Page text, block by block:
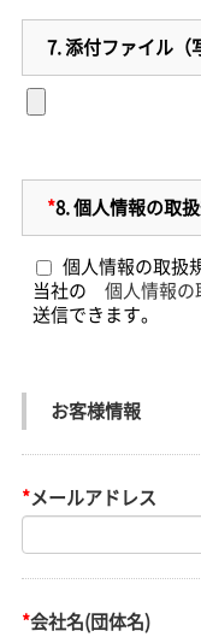
7.添付ファイル
*8.個人情報の取
個人情報の取扱
当社の 個人情報の
送信できます。
お客様情報
*メールアドレス
*会社名(団体名)